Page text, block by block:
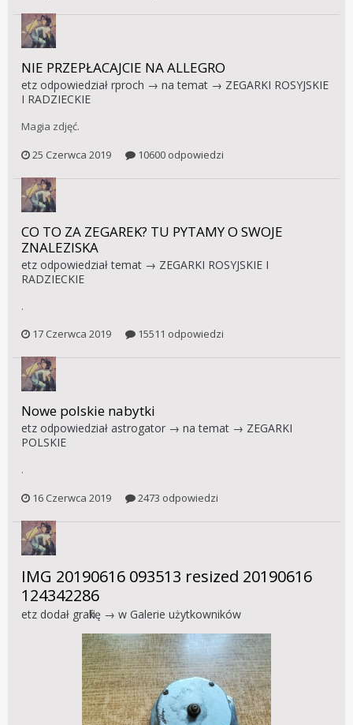
NIE PRZEPŁACAJCIE NA ALLEGRO
etz odpowiedział rproch → na temat → ZEGARKI ROSYJSKIE
I RADZIECKIE
Magia zdjęć.
25 Czerwca 2019
10600 odpowiedzi
CO TO ZA ZEGAREK? TU PYTAMY O SWOJE
ZNALEZISKA
etz odpowiedział temat → ZEGARKI ROSYJSKIE I
RADZIECKIE
.
17 Czerwca 2019
15511 odpowiedzi
Nowe polskie nabytki
etz odpowiedział astrogator → na temat → ZEGARKI
POLSKIE
.
16 Czerwca 2019
2473 odpowiedzi
IMG 20190616 093513 resized 20190616
124342286
etz dodał grafikę → w Galerie użytkowników